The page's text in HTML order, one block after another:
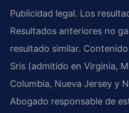
Publicidad legal. Los
Resultados anteriores no
resultado similar.
Sris (admitido en Virginia,
Columbia, Nueva Jersey y
Abogado responsable de